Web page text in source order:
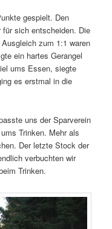
gespielt. Den
sich entscheiden. Die
zum 1:1 waren
ein hartes Gerangel
ums Essen, siegte
es erstmal in die
uns der Sparverein
Trinken. Mehr als
Der letzte Stock der
verbuchten wir
Trinken.